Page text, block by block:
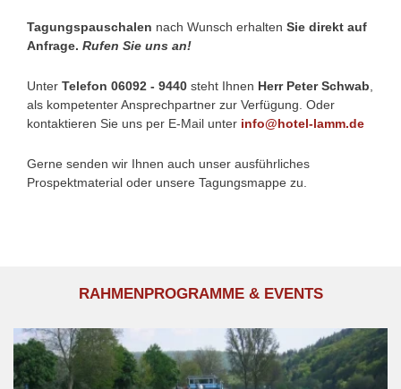
Tagungspauschalen nach Wunsch erhalten Sie direkt auf
Anfrage. Rufen Sie uns an!
Unter Telefon 06092 - 9440 steht Ihnen Herr Peter Schwab
als kompetenter Ansprechpartner zur Verfügung. Oder
kontaktieren Sie uns per E-Mail unter info@hotel-lamm.de
Gerne senden wir Ihnen auch unser ausführliches
Prospektmaterial oder unsere Tagungsmappe zu.
RAHMENPROGRAMME & EVENTS